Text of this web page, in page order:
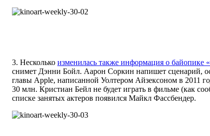
3. Несколько изменилась также информация о байопике
снимет Дэнни Бойл. Аарон Соркин напишет сценарий,
главы Apple, написанной Уолтером Айзексоном в 2011
30 млн. Кристиан Бейл не будет играть в фильме (как
списке занятых актеров появился Майкл Фассбендер.